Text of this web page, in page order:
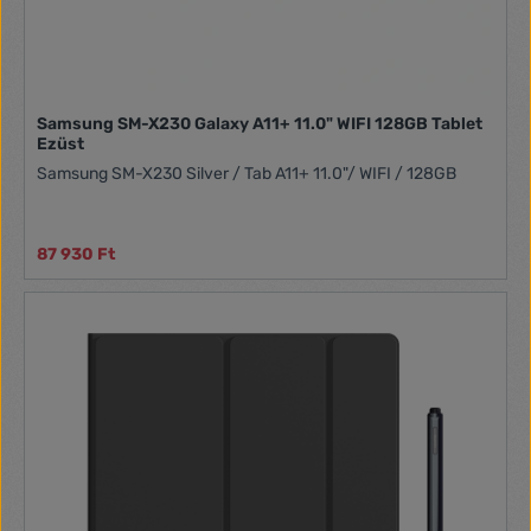
Samsung SM-X230 Galaxy A11+ 11.0" WIFI 128GB Tablet
Ezüst
Samsung SM-X230 Silver / Tab A11+ 11.0"/ WIFI / 128GB
87 930 Ft